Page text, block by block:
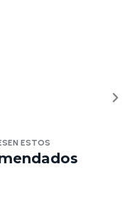
ESTOS